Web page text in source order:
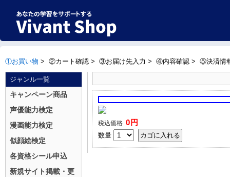
①お買い物 > ②カート確認 > ③お届け先入力 > ④内容確認 > ⑤決済情
ジャンル一覧
キャンペーン商品
声優能力検定
漫画能力検定
似顔絵検定
各資格シール申込
新規サイト掲載・更
税込価格 0円
数量